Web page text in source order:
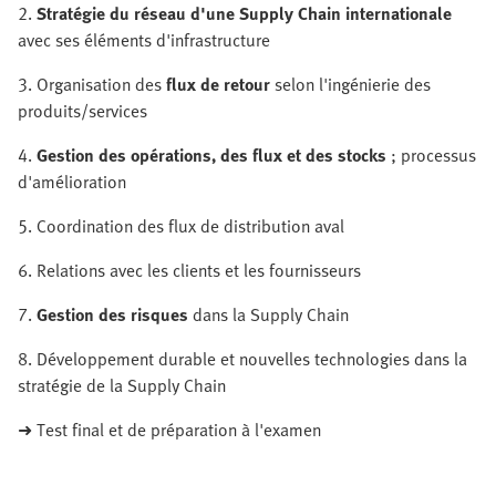
2. Stratégie du réseau d'une Supply Chain internationale
avec ses éléments d'infrastructure
3. Organisation desflux de retour selon l'ingénierie des
produits/services
4. Gestion des opérations, des flux et des stocks ; processus
d'amélioration
5. Coordination des flux de distribution aval
6. Relations avec les clients et les fournisseurs
7. Gestion des risques dans la Supply Chain
8. Développement durable et nouvelles technologies dans la
stratégie de la Supply Chain
➜ Test final et de préparation à l'examen